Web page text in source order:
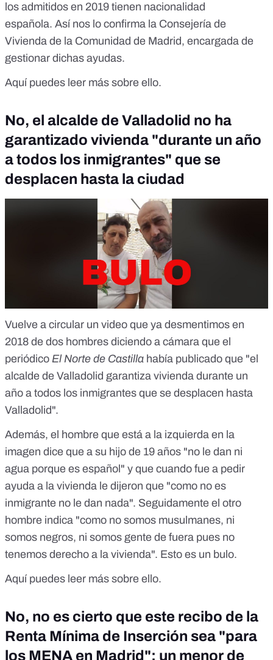
los admitidos en 2019 tienen nacionalidad
española. Así nos lo confirma la Consejería de
Vivienda de la Comunidad de Madrid, encargada de
gestionar dichas ayudas.
Aquí puedes leer más sobre ello.
No, el alcalde de Valladolid no ha
garantizado vivienda "durante un año
a todos los inmigrantes" que se
desplacen hasta la ciudad
Vuelve a circular un video que ya desmentimos en
2018 de dos hombres diciendo a cámara que el
periódico El Norte de Castilla había publicado que "el
alcalde de Valladolid garantiza vivienda durante un
año a todos los inmigrantes que se desplacen hasta
Valladolid".
Además, el hombre que está a la izquierda en la
imagen dice que a su hijo de 19 años "no le dan ni
agua porque es español" y que cuando fue a pedir
ayuda a la vivienda le dijeron que "como no es
inmigrante no le dan nada". Seguidamente el otro
hombre indica "como no somos musulmanes, ni
somos negros, ni somos gente de fuera pues no
tenemos derecho a la vivienda". Esto es un bulo.
Aquí puedes leer más sobre ello.
No, no es cierto que este recibo de la
Renta Mínima de Inserción sea "para
los MENA en Madrid": un menor de